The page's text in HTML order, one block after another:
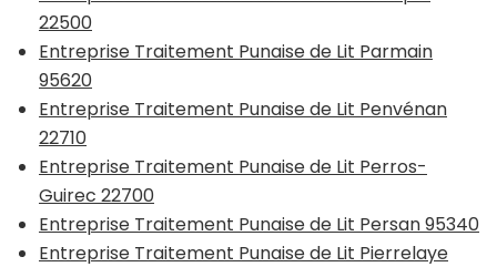
22500
Entreprise Traitement Punaise de Lit Parmain
95620
Entreprise Traitement Punaise de Lit Penvénan
22710
Entreprise Traitement Punaise de Lit Perros-
Guirec 22700
Entreprise Traitement Punaise de Lit Persan 95340
Entreprise Traitement Punaise de Lit Pierrelaye